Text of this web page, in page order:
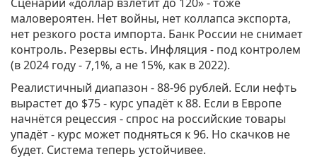
маловероятен. Нет войны, нет коллапса экспорта,
нет резкого роста импорта. Банк России не снимает
контроль. Резервы есть. Инфляция - под контролем
(в 2024 году - 7,1%, а не 15%, как в 2022).
Реалистичный диапазон - 88-96 рублей. Если нефть
вырастет до $75 - курс упадёт к 88. Если в Европе
начнётся рецессия - спрос на российские товары
упадёт - курс может подняться к 96. Но скачков не
будет. Система теперь устойчивее.